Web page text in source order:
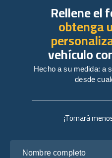
¡Tomará
Rellene el
obtenga
vehículo
Hecho a su medida: a
desde